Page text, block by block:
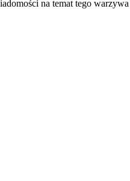
na temat tego